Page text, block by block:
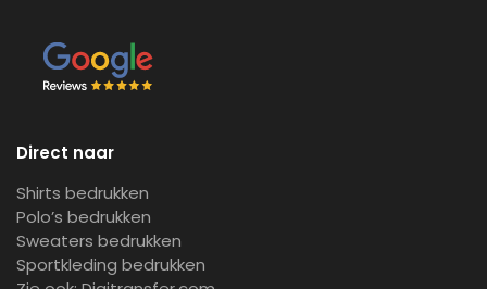
Direct naar
Shirts bedrukken
Polo’s bedrukken
Sweaters bedrukken
Sportkleding bedrukken